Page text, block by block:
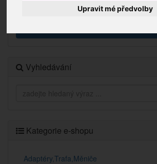
Upravit mé předvolby
Vyhledávání
Kategorie e-shopu
Adaptéry,Trafa,Měniče